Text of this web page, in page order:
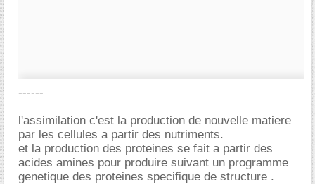
------
l'assimilation c'est la production de nouvelle matiere
par les cellules a partir des nutriments.
et la production des proteines se fait a partir des
acides amines pour produire suivant un programme
genetique des proteines specifique de structure .